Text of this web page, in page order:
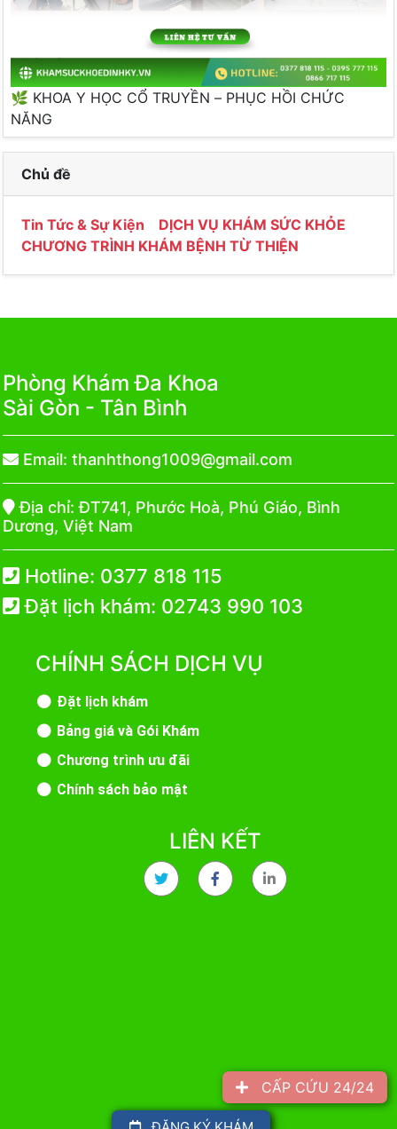
🌿 KHOA Y HỌC CỔ TRUYỀN – PHỤC HỒI CHỨC
NĂNG
Chủ đề
Tin Tức & Sự Kiện
DỊCH VỤ KHÁM SỨC KHỎE
CHƯƠNG TRÌNH KHÁM BỆNH TỪ THIỆN
Phòng Khám Đa Khoa
Sài Gòn - Tân Bình
Email: thanhthong1009@gmail.com
Địa chỉ: ĐT741, Phước Hoà, Phú Giáo, Bình
Dương, Việt Nam
Hotline: 0377 818 115
Đặt lịch khám: 02743 990 103
CHÍNH SÁCH DỊCH VỤ
Đặt lịch khám
Bảng giá và Gói Khám
Chương trình ưu đãi
Chính sách bảo mật
LIÊN KẾT
CẤP CỨU 24/24